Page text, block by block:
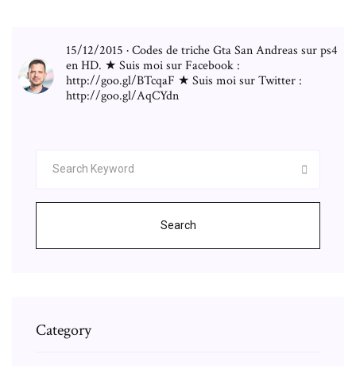
15/12/2015 · Codes de triche Gta San Andreas sur ps4
en HD. ★ Suis moi sur Facebook :
http://goo.gl/BTcqaF ★ Suis moi sur Twitter :
http://goo.gl/AqCYdn
Search
Category